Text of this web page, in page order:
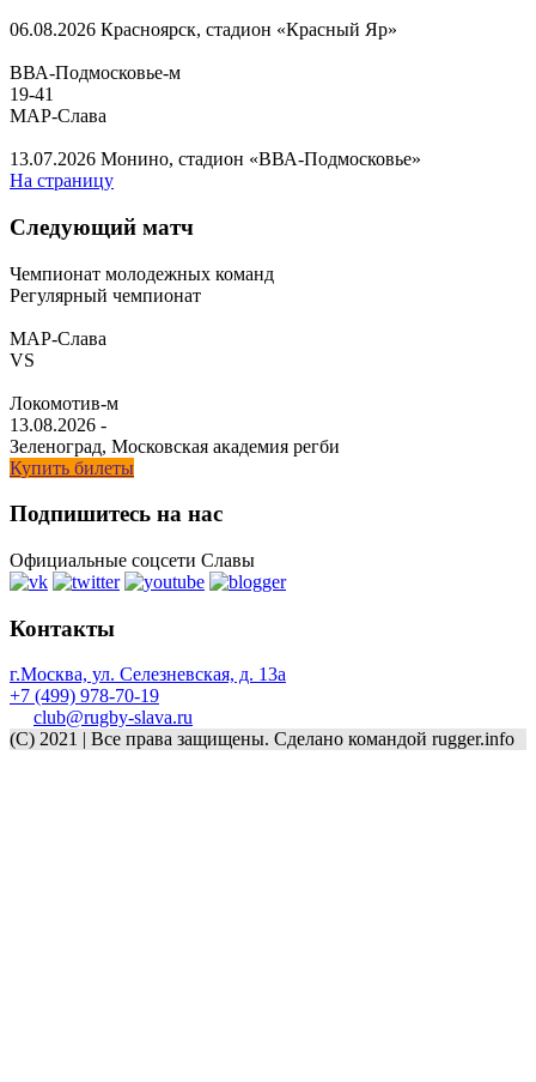
06.08.2026 Красноярск, стадион «Красный Яр»
ВВА-Подмосковье-м
19-41
МАР-Слава
13.07.2026 Монино, стадион «ВВА-Подмосковье»
На страницу
Следующий матч
Чемпионат молодежных команд
Регулярный чемпионат
МАР-Слава
VS
Локомотив-м
13.08.2026 -
Зеленоград, Московская академия регби
Купить билеты
Подпишитесь на нас
Официальные соцсети Славы
Контакты
г.Москва, ул. Селезневская, д. 13a
+7 (499) 978-70-19
club@rugby-slava.ru
(C) 2021 | Все права защищены. Сделано командой rugger.info